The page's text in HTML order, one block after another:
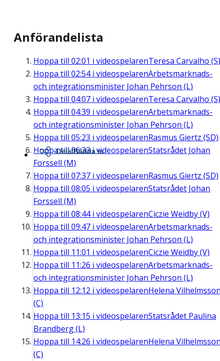
Anförandelista
Hoppa till 02:01 i videospelarenTeresa Carvalho (S)
Hoppa till 02:54i videospelarenArbetsmarknads-
och integrationsminister Johan Pehrson (L)
Hoppa till 04:07 i videospelarenTeresa Carvalho (S)
Hoppa till 04:39 i videospelarenArbetsmarknads-
och integrationsminister Johan Pehrson (L)
Hoppa till 05:23 i videospelarenRasmus Giertz (SD)
Hoppa till06:33i videospelarenStatsrådet Johan
Forssell (M)
Hoppa till 07:37 i videospelarenRasmus Giertz (SD)
Hoppa till 08:05 i videospelarenStatsrådet Johan
Forssell (M)
Hoppa till 08:44i videospelarenCiczie Weidby (V)
Hoppa till 09:47 i videospelarenArbetsmarknads-
och integrationsminister Johan Pehrson (L)
Hoppa till 11:01 i videospelarenCiczie Weidby (V)
Hoppa till 11:26 i videospelarenArbetsmarknads-
och integrationsminister Johan Pehrson (L)
Hoppa till 12:12 i videospelarenHelena
(C)
Hoppa till 13:15 i videospelarenStatsrådet Paulina
Brandberg (L)
Hoppa till 14:26 i videospelarenHelena
(C)
Dela/Bädda in